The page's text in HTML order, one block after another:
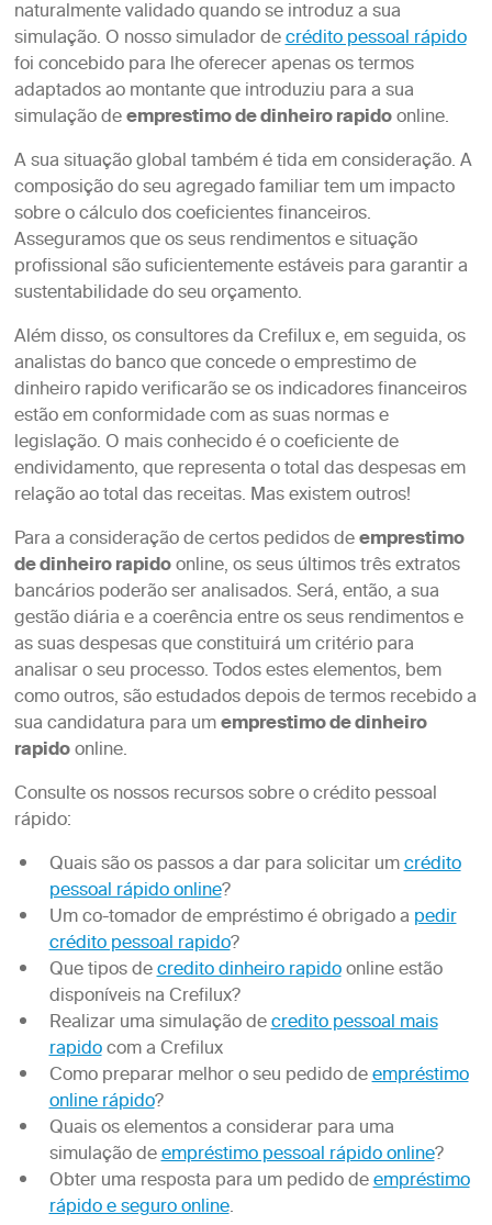
naturalmente validado quando se introduz a sua
simulação. O nosso simulador decrédito pessoal rápido
foi concebido para lhe oferecer apenas os termos
adaptados ao montante que introduziu para a sua
simulação deemprestimo de dinheiro rapidoonline.
A sua situação global também é tida em consideração. A
composição do seu agregado familiar tem um impacto
sobre o cálculo dos coeficientes financeiros.
Asseguramos que os seus rendimentos e situação
profissional são suficientemente estáveis para garantir a
sustentabilidade do seu orçamento.
Além disso, os consultores da Crefilux e, em seguida, os
analistas do banco que concede o emprestimo de
dinheiro rapido verificarão se os indicadores financeiros
estão em conformidade com as suas normas e
legislação. O mais conhecido é o coeficiente de
endividamento, que representa o total das despesas em
relação ao total das receitas. Mas existem outros!
Para a consideração de certos pedidos deemprestimo
de dinheiro rapidoonline, os seus últimos três extratos
bancários poderão ser analisados. Será, então, a sua
gestão diária e a coerência entre os seus rendimentos e
as suas despesas que constituirá um critério para
analisar o seu processo. Todos estes elementos, bem
como outros, são estudados depois de termos recebido a
sua candidatura para umemprestimo de dinheiro
rapidoonline.
Consulte os nossos recursos sobre o crédito pessoal
rápido:
Quais são os passos a dar para solicitar umcrédito
pessoal rápido online?
Um co-tomador de empréstimo é obrigado a pedir
crédito pessoal rapido?
Que tipos decredito dinheiro rapidoonline estão
disponíveis na Crefilux?
Realizar uma simulação decredito pessoal mais
rapidocom a Crefilux
Como preparar melhor o seu pedido deempréstimo
online rápido?
Quais os elementos a considerar para uma
simulação deempréstimo pessoal rápido online?
Obter uma resposta para um pedido deempréstimo
rápido e seguro online.